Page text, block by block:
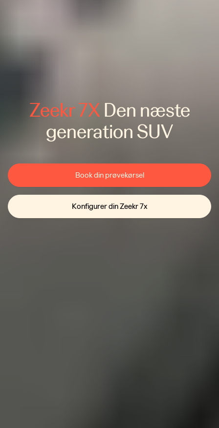
Zeekr 7XDen næste
generation SUV
Book din prøvekørsel
Konfigurer din Zeekr 7x